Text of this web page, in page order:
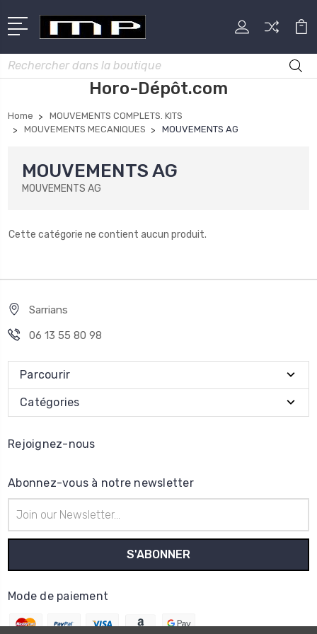
Rechercher
Horo-Dépôt.com
Home
MOUVEMENTS COMPLETS. KITS
MOUVEMENTS MECANIQUES
MOUVEMENTS AG
MOUVEMENTS AG
MOUVEMENTS AG
Cette catégorie ne contient aucun produit.
Sarrians
06 13 55 80 98
Parcourir
Catégories
Rejoignez-nous
Abonnez-vous à notre newsletter
e-
mail
Mode de paiement